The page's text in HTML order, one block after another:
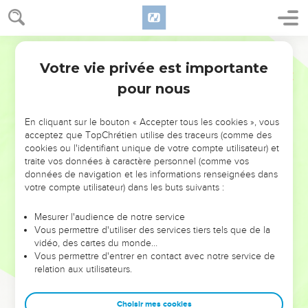
NE MANQUEZ PAS L’ÉVÉNEMENT
DE L’ANNÉE !
ET SI LEURS ERREURS POUVAIENT VOUS ÉVITER LES
VOTRES ?
leur foi ou leur vision. Mais on voit moins les doutes, les erreurs
et les saisons difficiles qu'ils ont traversés, alors même que ce
sont elles qui les ont façonnés.
Dans cette conférence, leaders, entrepreneurs, et responsables
clés pour avancer avec plus de sagesse afin que leurs erreurs
Votre vie privée est importante
pour nous
En cliquant sur le bouton « Accepter tous les cookies », vous
acceptez que TopChrétien utilise des traceurs (comme des
cookies ou l'identifiant unique de votre compte utilisateur) et
traite vos données à caractère personnel (comme vos
données de navigation et les informations renseignées dans
votre compte utilisateur) dans les buts suivants :
Mesurer l'audience de notre service
Vous permettre d'utiliser des services tiers tels que de la
vidéo, des cartes du monde…
Vous permettre d'entrer en contact avec notre service de
relation aux utilisateurs.
Choisir mes cookies